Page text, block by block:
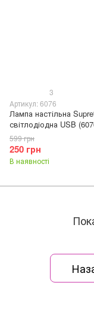
3
Артикул: 6076
Лампа настільна
світлодіодна USB
250 грн
599 грн
В наявності